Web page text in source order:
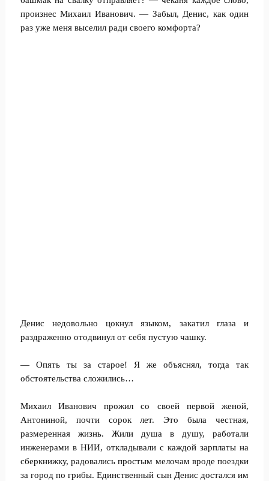
произнес Михаил Иванович. — Забыл, Денис, как один
раз уже меня выселил ради своего комфорта?
Денис недовольно цокнул языком, закатил глаза и
раздраженно отодвинул от себя пустую чашку.
— Опять ты за старое! Я же объяснял, тогда так
обстоятельства сложились…
Михаил Иванович прожил со своей первой женой,
Антониной, почти сорок лет. Это была честная,
размеренная жизнь. Жили душа в душу, работали
инженерами в НИИ, откладывали с каждой зарплаты на
сберкнижку, радовались простым мелочам вроде поездки
за город по грибы. Единственный сын Денис достался им